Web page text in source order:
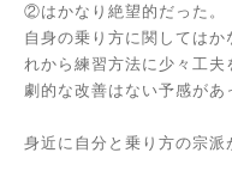
②はかなり絶望的だった。
自身の乗り方に関しては
れから練習方法に少々工夫
劇的な改善はない予感があ
身近に自分と乗り方の宗派